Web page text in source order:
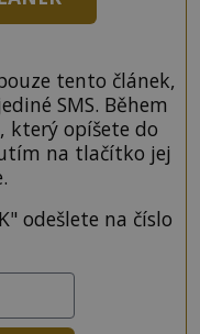
tento článek,
SMS. Během
který opíšete do
na tlačítko jej
odešlete na číslo